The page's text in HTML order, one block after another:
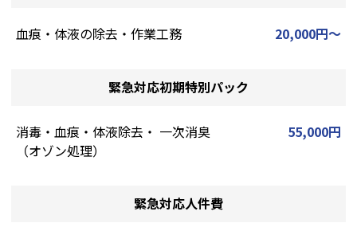
血痕・体液の除去・作業工務 20,000円～
緊急対応初期特別パック
消毒・血痕・体液除去・ 一次消臭
（オゾン処理）
55,000円
緊急対応人件費